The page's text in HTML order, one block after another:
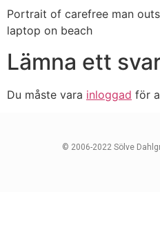
Portrait of carefree man
laptop on beach
Lämna ett
Du måste vara inloggad för
© 2006-2022 Sölve